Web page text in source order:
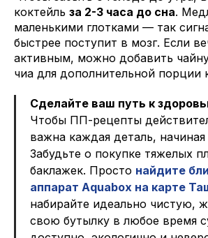
коктейль за 2-3 часа до сна.
маленькими глотками — так
быстрее поступит в мозг. Если
активным, можно добавить
чиа для дополнительной порции
Сделайте ваш путь к
Чтобы ПП-рецепты
важна каждая деталь,
Забудьте о покупке тяжелых
баклажек. Просто найдите
аппарат Aquabox на карте
набирайте идеально чистую,
свою бутылку в любое время